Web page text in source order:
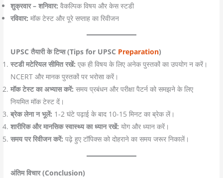
शुक्रवार – शनिवार: वैकल्पिक विषय और केस स्टडी
रविवार: मॉक टेस्ट और पूरे सप्ताह का रिवीजन
UPSC तैयारी के टिप्स (Tips for UPSC Preparation)
स्टडी मटेरियल सीमित रखें: एक ही विषय के लिए अनेक पुस्तकों का उपयोग न करें।
NCERT और मानक पुस्तकों पर भरोसा करें।
मॉक टेस्ट का अभ्यास करें: समय प्रबंधन और परीक्षा पैटर्न को समझने के लिए
नियमित मॉक टेस्ट दें।
ब्रेक लेना न भूलें: 1-2 घंटे पढ़ाई के बाद 10-15 मिनट का ब्रेक लें।
शारीरिक और मानसिक स्वास्थ्य का ध्यान रखें: योग और ध्यान करें।
समय पर रिवीजन करें: पढ़े हुए टॉपिक्स को दोहराने का समय जरूर निकालें।
अंतिम विचार (Conclusion)